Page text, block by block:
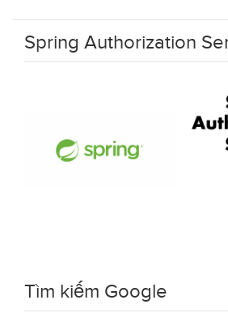
Spring Authorization
Tìm kiếm Google